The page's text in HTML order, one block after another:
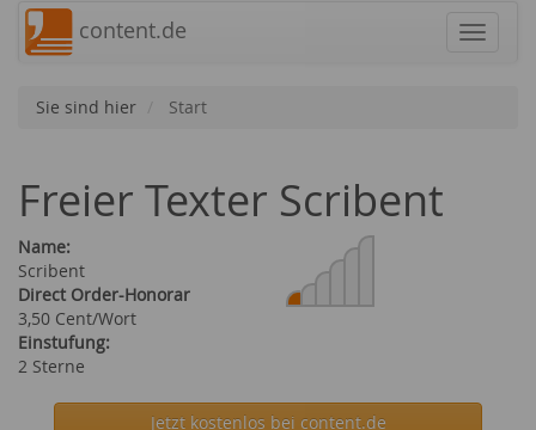
content.de
Sie sind hier Start
Freier Texter Scribent
Name:
Scribent
Direct Order-Honorar
3,50 Cent/Wort
Einstufung:
2 Sterne
Jetzt kostenlos bei content.de